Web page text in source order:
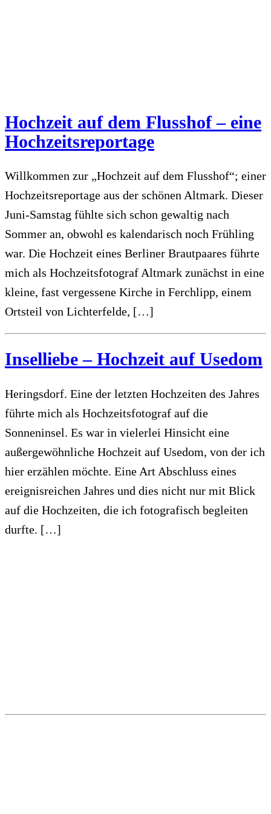
Hochzeit auf dem Flusshof – eine
Hochzeitsreportage
Willkommen zur „Hochzeit auf dem Flusshof“; einer
Hochzeitsreportage aus der schönen Altmark. Dieser
Juni-Samstag fühlte sich schon gewaltig nach
Sommer an, obwohl es kalendarisch noch Frühling
war. Die Hochzeit eines Berliner Brautpaares führte
mich als Hochzeitsfotograf Altmark zunächst in eine
kleine, fast vergessene Kirche in Ferchlipp, einem
Ortsteil von Lichterfelde, […]
Inselliebe – Hochzeit auf Usedom
Heringsdorf. Eine der letzten Hochzeiten des Jahres
führte mich als Hochzeitsfotograf auf die
Sonneninsel. Es war in vielerlei Hinsicht eine
außergewöhnliche Hochzeit auf Usedom, von der ich
hier erzählen möchte. Eine Art Abschluss eines
ereignisreichen Jahres und dies nicht nur mit Blick
auf die Hochzeiten, die ich fotografisch begleiten
durfte. […]